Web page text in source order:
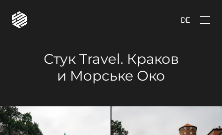
DE
Стук Travel. Краков
и Морське Око